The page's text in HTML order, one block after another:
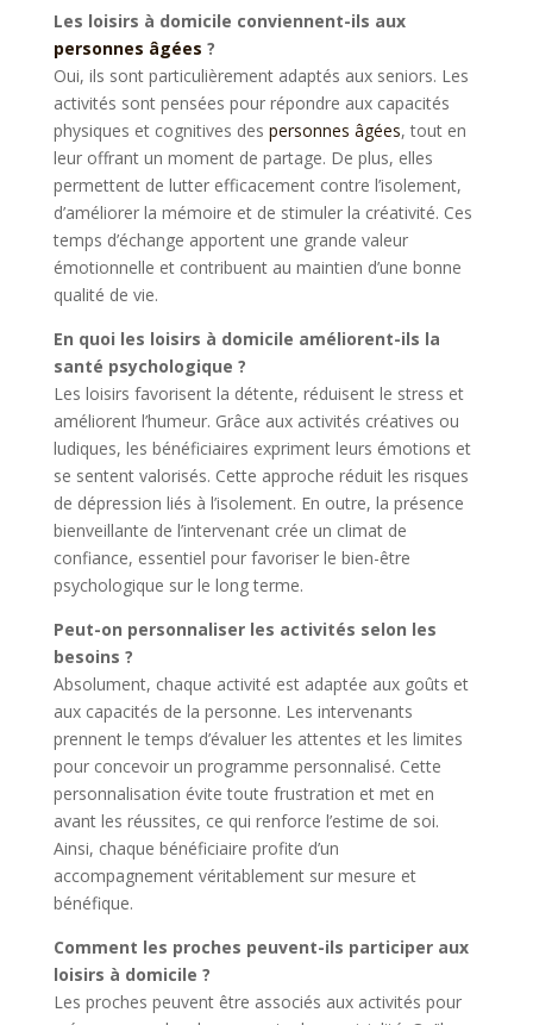
Les loisirs à domicile conviennent-ils aux
personnes âgées ?
Oui, ils sont particulièrement adaptés aux seniors. Les
activités sont pensées pour répondre aux capacités
physiques et cognitives des personnes âgées, tout en
leur offrant un moment de partage. De plus, elles
permettent de lutter efficacement contre l’isolement,
d’améliorer la mémoire et de stimuler la créativité. Ces
temps d’échange apportent une grande valeur
émotionnelle et contribuent au maintien d’une bonne
qualité de vie.
En quoi les loisirs à domicile améliorent-ils la
santé psychologique ?
Les loisirs favorisent la détente, réduisent le stress et
améliorent l’humeur. Grâce aux activités créatives ou
ludiques, les bénéficiaires expriment leurs émotions et
se sentent valorisés. Cette approche réduit les risques
de dépression liés à l’isolement. En outre, la présence
bienveillante de l’intervenant crée un climat de
confiance, essentiel pour favoriser le bien-être
psychologique sur le long terme.
Peut-on personnaliser les activités selon les
besoins ?
Absolument, chaque activité est adaptée aux goûts et
aux capacités de la personne. Les intervenants
prennent le temps d’évaluer les attentes et les limites
pour concevoir un programme personnalisé. Cette
personnalisation évite toute frustration et met en
avant les réussites, ce qui renforce l’estime de soi.
Ainsi, chaque bénéficiaire profite d’un
accompagnement véritablement sur mesure et
bénéfique.
Comment les proches peuvent-ils participer aux
loisirs à domicile ?
Les proches peuvent être associés aux activités pour